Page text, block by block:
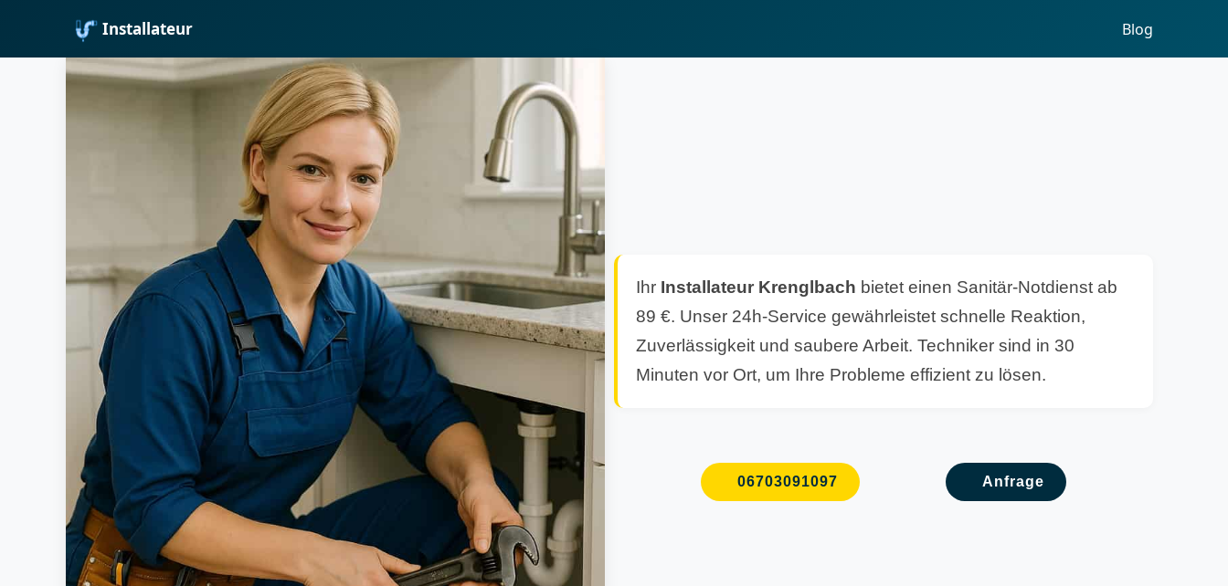
Installateur Blog
Ihr Installateur Krenglbach bietet einen Sanitär-Notdienst ab
89 €. Unser 24h-Service gewährleistet schnelle Reaktion,
Zuverlässigkeit und saubere Arbeit. Techniker sind in 30
Minuten vor Ort, um Ihre Probleme effizient zu lösen.
06703091097 Anfrage